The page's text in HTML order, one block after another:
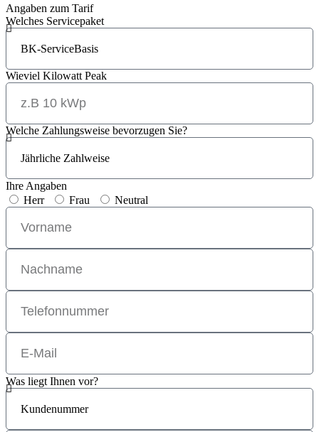
Angaben zum Tarif
Welches Servicepaket
Wieviel Kilowatt Peak
Welche Zahlungsweise bevorzugen Sie?
Ihre Angaben
Herr
Frau Neutral
Was liegt Ihnen vor?